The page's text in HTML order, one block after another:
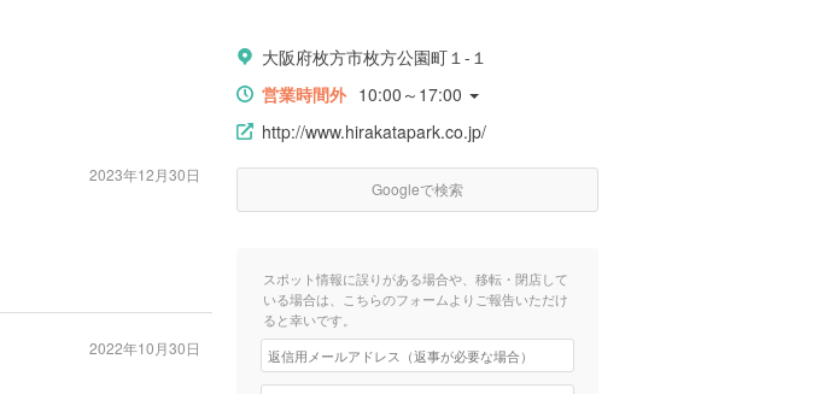
2023年12月30日
2022年10月30日
大阪府枚方市枚方公園町１-１
営業時間外 10:00～17:00
http://www.hirakatapark.co.jp/
Googleで検索
スポット情報に誤りがある場合や、移転・閉店して
いる場合は、こちらのフォームよりご報告いただけ
ると幸いです。